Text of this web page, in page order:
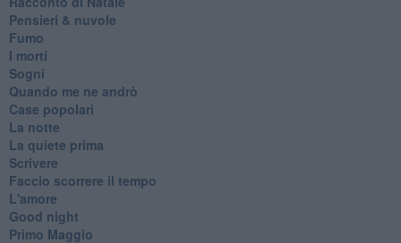
Pensieri & nuvole
Fumo
I morti
Sogni
Quando me ne andrò
Case popolari
La notte
La quiete prima
Scrivere
Faccio scorrere il tempo
L'amore
Good night
Primo Maggio